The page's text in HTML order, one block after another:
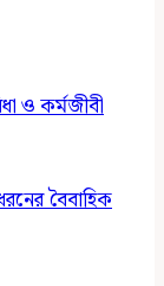
ও কর্মজীবী
বৈবাহিক